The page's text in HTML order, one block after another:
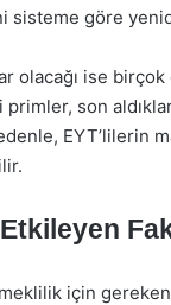
sisteme göre
olacağı ise
son
EYT’lilerin
Etkileyen
için